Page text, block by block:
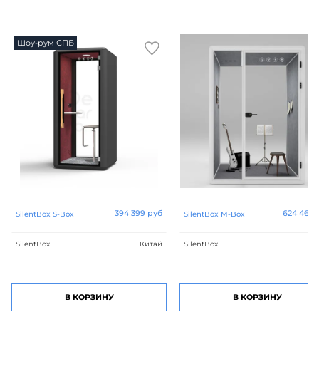
Шоу-рум СПБ
SilentBox S-Box 394 399 руб
SilentBox Китай
В КОРЗИНУ
SilentBox M-Box 624 465
SilentBox
В КОРЗИНУ